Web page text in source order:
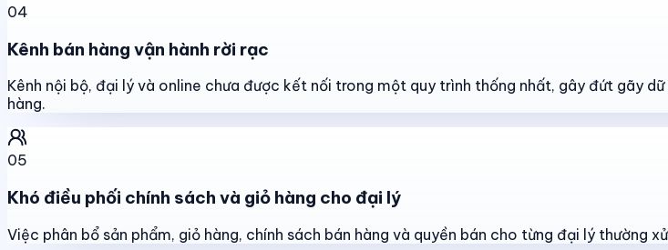
04
Kênh bán hàng vận hành rời rạc
Kênh nội bộ, đại lý và online chưa được kết nối trong một quy trình thống nhất, gây đứt gãy
hàng.
05
Khó điều phối chính sách và giỏ hàng cho đại lý
Việc phân bổ sản phẩm, giỏ hàng, chính sách bán hàng và quyền bán cho từng đại lý